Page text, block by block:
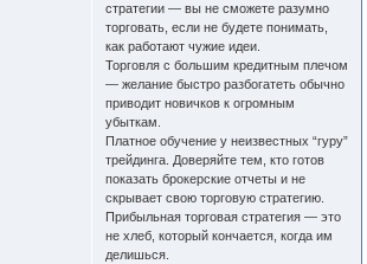
стратегии — вы не сможете разумно
торговать, если не будете понимать,
как работают чужие идеи.
Торговля с большим кредитным плечом
— желание быстро разбогатеть обычно
приводит новичков к огромным
убыткам.
Платное обучение у неизвестных “гуру”
трейдинга. Доверяйте тем, кто готов
показать брокерские отчеты и не
скрывает свою торговую стратегию.
Прибыльная торговая стратегия — это
не хлеб, который кончается, когда им
делишься.